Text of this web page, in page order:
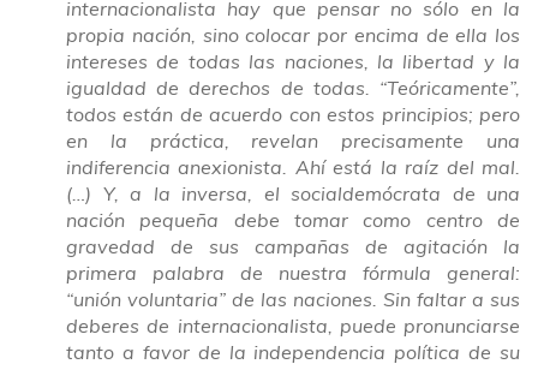
internacionalista hay que pensar no sólo en la
propia nación, sino colocar por encima de ella los
intereses de todas las naciones, la libertad y la
igualdad de derechos de todas. “Teóricamente”,
todos están de acuerdo con estos principios; pero
en la práctica, revelan precisamente una
indiferencia anexionista. Ahí está la raíz del mal.
(…) Y, a la inversa, el socialdemócrata de una
nación pequeña debe tomar como centro de
gravedad de sus campañas de agitación la
primera palabra de nuestra fórmula general:
“unión voluntaria” de las naciones. Sin faltar a sus
deberes de internacionalista, puede pronunciarse
tanto a favor de la independencia política de su